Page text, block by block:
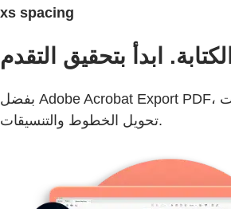
xs spacing
بفضل Adobe Acrobat Export PDF، أصبح من السهل بدء مشروعات جديدة دون العودة إلى نقطة البدء. ما عليك سوى تحويل ملفات PDF إلى ملفات Word التي يسهل تحديثها. كما يتم
تحويل الخطوط والتنسيقات.